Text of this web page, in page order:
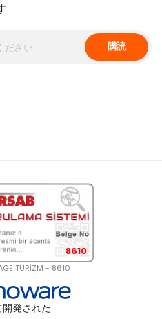
購読
8610
TURİZM - 8610
発された